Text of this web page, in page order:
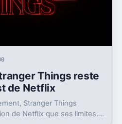
Things reste
de Netflix
Stranger Things
de Netflix que ses limites.